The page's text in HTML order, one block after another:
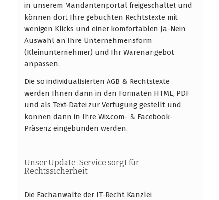
in unserem Mandantenportal freigeschaltet und
können dort Ihre gebuchten Rechtstexte mit
wenigen Klicks und einer komfortablen Ja-Nein
Auswahl an Ihre Unternehmensform
(Kleinunternehmer) und Ihr Warenangebot
anpassen.
Die so individualisierten AGB & Rechtstexte
werden Ihnen dann in den Formaten HTML, PDF
und als Text-Datei zur Verfügung gestellt und
können dann in Ihre Wix.com- & Facebook-
Präsenz eingebunden werden.
Unser Update-Service sorgt für
Rechtssicherheit
Die Fachanwälte der IT-Recht Kanzlei